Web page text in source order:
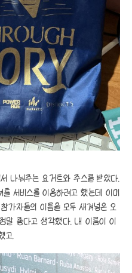
나눠주는 요거트와 주스를 받았다.
서비스를 이용하려고 했는데 이미
가자들의 이름을 모두 새겨넣은 오
말 좋다고 생각했다. 내 이름이 이
고.